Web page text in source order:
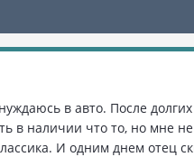
в авто. После
в наличии что то, но мне не
И одним днем отец